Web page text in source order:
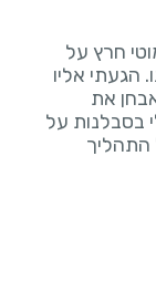
חרץ על
הגעתי אליו
את
בסבלנות על
התהליך